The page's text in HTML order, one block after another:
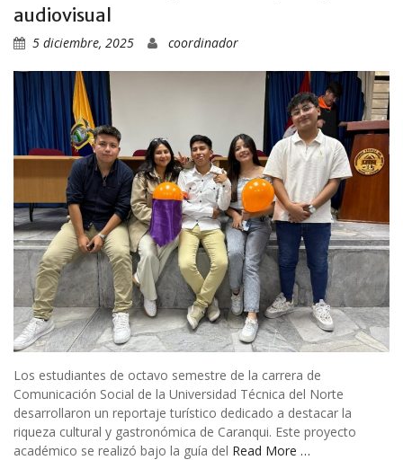
audiovisual
5 diciembre, 2025 coordinador
Los estudiantes de octavo semestre de la carrera de
Comunicación Social de la Universidad Técnica del Norte
desarrollaron un reportaje turístico dedicado a destacar la
riqueza cultural y gastronómica de Caranqui. Este proyecto
académico se realizó bajo la guía del Read More …